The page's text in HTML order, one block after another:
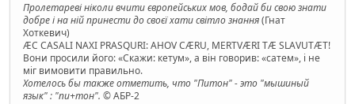
Пролетареві ніколи вчити європейських мов, бодай би свою знати
добре і на ній принести до своєї хати світло знання(Гнат
Хоткевич)
ÆC CASALI NAXI PRASQURI: AHOV CÆRU, MERTVÆRI TÆ SLAVUTÆT!
Вони просили його: «Скажи: кетум», а він говорив: «сатем», і не
міг вимовити правильно.
Хотелось бы также отметить, что "Питон" - это "мышиный
язык" : "пи+тон". © АБР-2